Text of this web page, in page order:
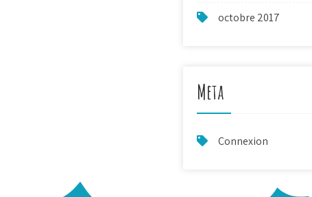
octobre 2017
Meta
Connexion